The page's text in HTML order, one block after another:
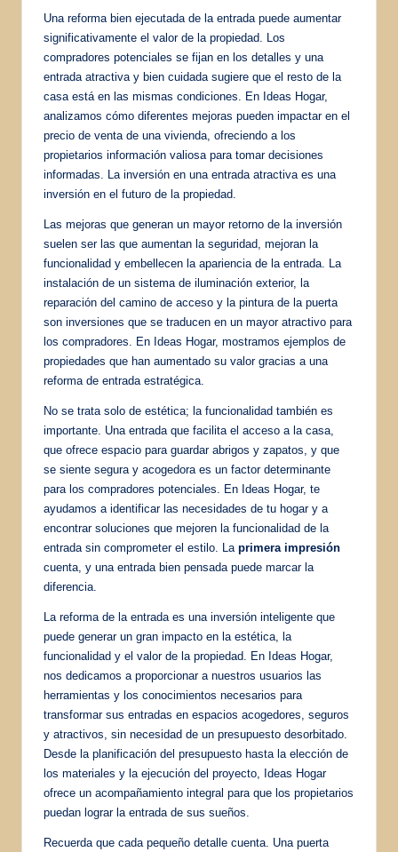
Una reforma bien ejecutada de la entrada puede aumentar
significativamente el valor de la propiedad. Los
compradores potenciales se fijan en los detalles y una
entrada atractiva y bien cuidada sugiere que el resto de la
casa está en las mismas condiciones. En Ideas Hogar,
analizamos cómo diferentes mejoras pueden impactar en el
precio de venta de una vivienda, ofreciendo a los
propietarios información valiosa para tomar decisiones
informadas. La inversión en una entrada atractiva es una
inversión en el futuro de la propiedad.
Las mejoras que generan un mayor retorno de la inversión
suelen ser las que aumentan la seguridad, mejoran la
funcionalidad y embellecen la apariencia de la entrada. La
instalación de un sistema de iluminación exterior, la
reparación del camino de acceso y la pintura de la puerta
son inversiones que se traducen en un mayor atractivo para
los compradores. En Ideas Hogar, mostramos ejemplos de
propiedades que han aumentado su valor gracias a una
reforma de entrada estratégica.
No se trata solo de estética; la funcionalidad también es
importante. Una entrada que facilita el acceso a la casa,
que ofrece espacio para guardar abrigos y zapatos, y que
se siente segura y acogedora es un factor determinante
para los compradores potenciales. En Ideas Hogar, te
ayudamos a identificar las necesidades de tu hogar y a
encontrar soluciones que mejoren la funcionalidad de la
entrada sin comprometer el estilo. La primera impresión
cuenta, y una entrada bien pensada puede marcar la
diferencia.
La reforma de la entrada es una inversión inteligente que
puede generar un gran impacto en la estética, la
funcionalidad y el valor de la propiedad. En Ideas Hogar,
nos dedicamos a proporcionar a nuestros usuarios las
herramientas y los conocimientos necesarios para
transformar sus entradas en espacios acogedores, seguros
y atractivos, sin necesidad de un presupuesto desorbitado.
Desde la planificación del presupuesto hasta la elección de
los materiales y la ejecución del proyecto, Ideas Hogar
ofrece un acompañamiento integral para que los propietarios
puedan lograr la entrada de sus sueños.
Recuerda que cada pequeño detalle cuenta. Una puerta